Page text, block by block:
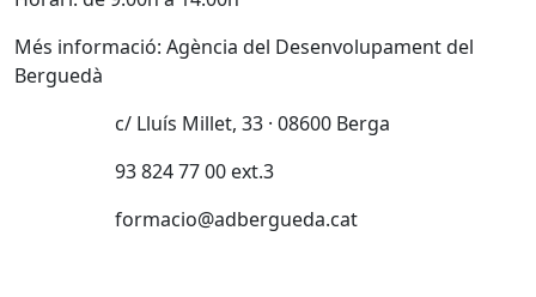
Més informació: Agència del Desenvolupament del
Berguedà
c/ Lluís Millet, 33 · 08600 Berga
93 824 77 00 ext.3
formacio@adbergueda.cat